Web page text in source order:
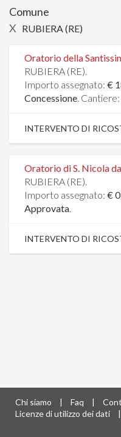
Comune
X RUBIERA (RE)
Oratorio della
RUBIERA (RE).
Importo assegnato: €
Concessione. Cantiere:
INTERVENTO DI
Oratorio di S. Nicola
RUBIERA (RE).
Importo assegnato: €
Approvata.
INTERVENTO DI
Chi siamo | Faq |
Licenze di utilizzo dei dati
|